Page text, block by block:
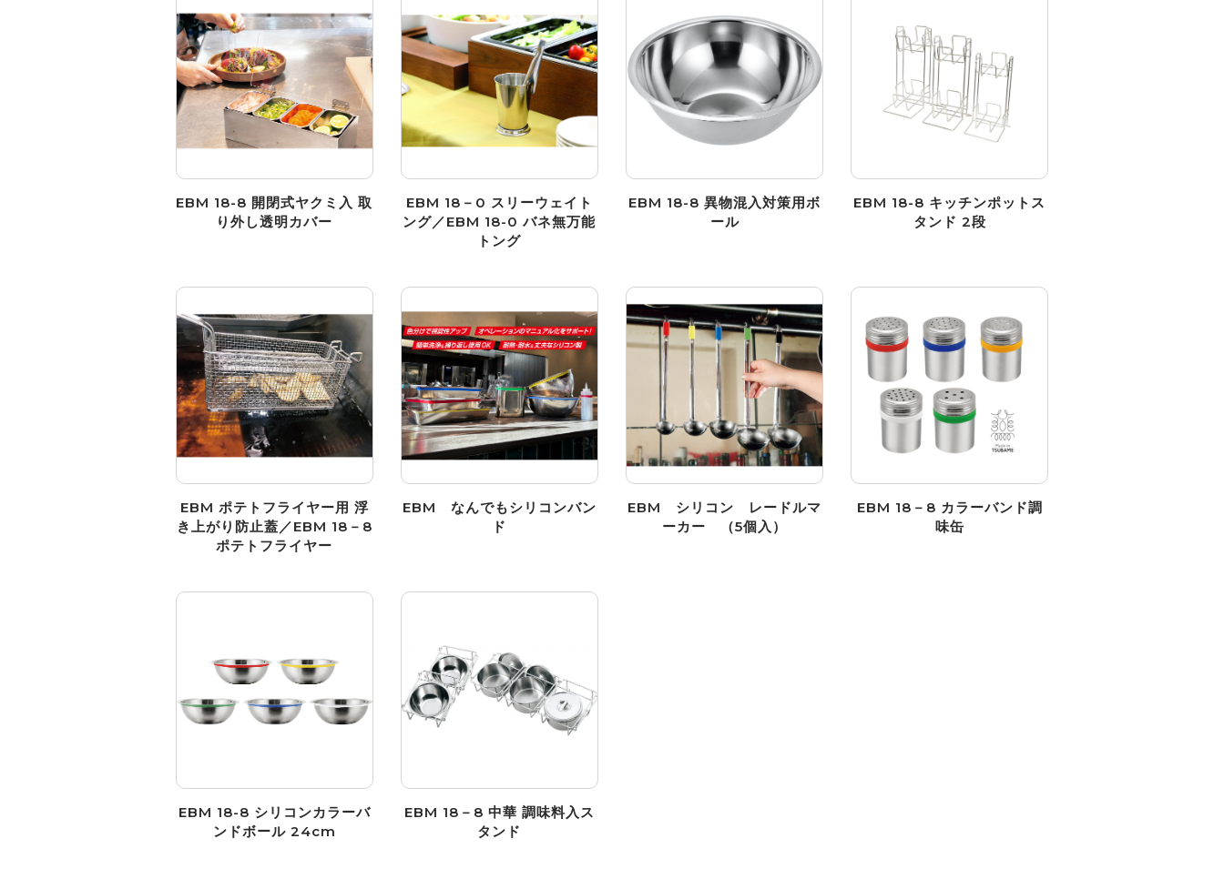
EBM 18-8 開閉式ヤクミ入 取
り外し透明カバー
EBM 18－0 スリーウェイト
ング／EBM 18-0 バネ無万能
トング
EBM 18-8 異物混入対策用ボ
ール
EBM 18-8 キッチンポットス
タンド 2段
EBM ポテトフライヤー用 浮
き上がり防止蓋／EBM 18－8
ポテトフライヤー
EBM なんでもシリコンバン
ド
EBM シリコン レードルマ
ーカー （5個入）
EBM 18－8 カラーバンド調
味缶
EBM 18-8 シリコンカラーバ
ンドボール 24cm
EBM 18－8 中華 調味料入ス
タンド